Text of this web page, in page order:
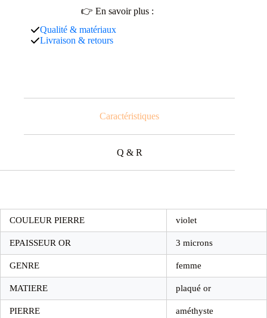
👉 En savoir plus :
Qualité & matériaux
Livraison & retours
Caractéristiques
Q & R
COULEUR PIERRE violet
EPAISSEUR OR 3 microns
GENRE femme
MATIERE plaqué or
PIERRE améthyste